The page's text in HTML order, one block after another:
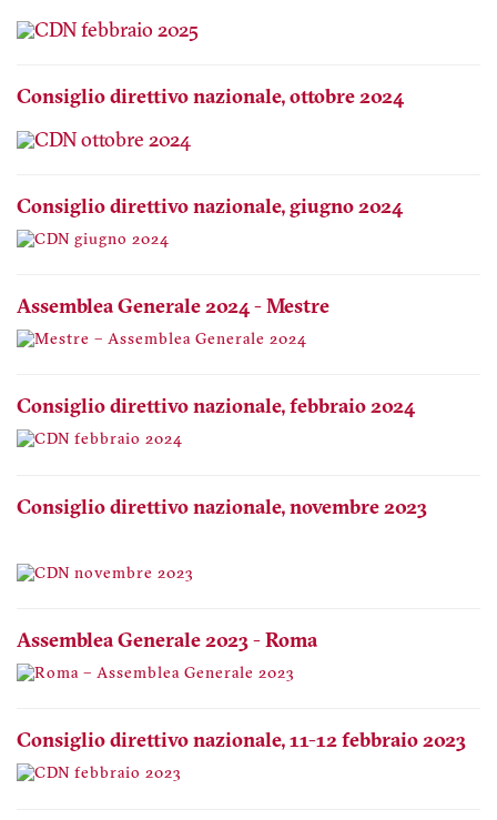
Consiglio direttivo nazionale, ottobre 2024
Consiglio direttivo nazionale, giugno 2024
Assemblea Generale 2024 - Mestre
Consiglio direttivo nazionale, febbraio 2024
Consiglio direttivo nazionale, novembre 2023
Assemblea Generale 2023 - Roma
Consiglio direttivo nazionale, 11-12 febbraio 2023